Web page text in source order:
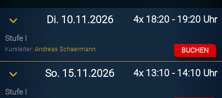
Di. 10.11.2026 4x18:20 - 19:20 Uhr
Stufe I
Kursleiter: Andreas Schaermann BUCHEN
So. 15.11.2026 4x13:10 - 14:10 Uhr
Stufe I